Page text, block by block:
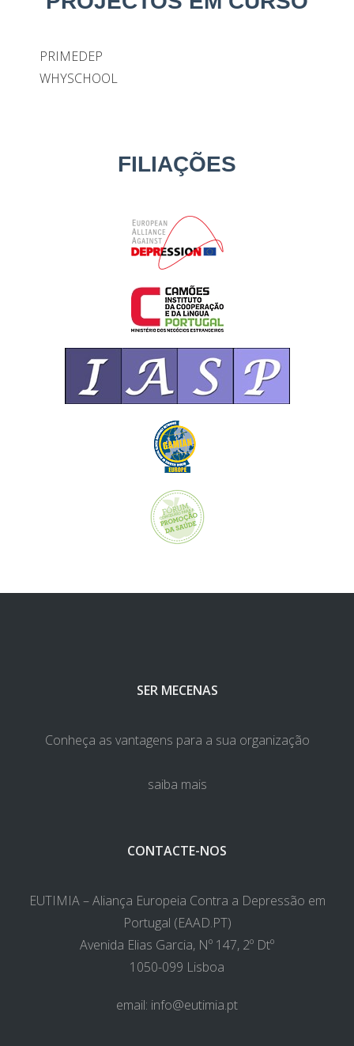
PRIMEDEP
WHYSCHOOL
FILIAÇÕES
SER MECENAS
Conheça as vantagens para a sua organização
saiba mais
CONTACTE-NOS
EUTIMIA – Aliança Europeia Contra a Depressão em
Portugal (EAAD.PT)
Avenida Elias Garcia, Nº 147, 2º Dtº
1050-099 Lisboa
email: info@eutimia.pt